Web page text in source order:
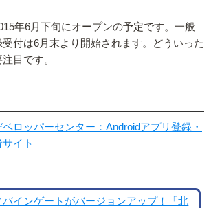
年6月下旬にオープンの予定です。一般
付は6月末より開始されます。どういった
目です。
ロッパーセンター：Androidアプリ登録・
イト
バインゲートがバージョンアップ！「北